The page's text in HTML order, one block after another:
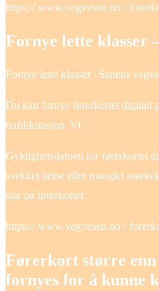
https:// www.vegvesen.no ›
Fornye lette klasser
Fornye lette klasser | Statens
Du kan fornye førerkortet digitalt
trafikkstasjon. Vi …
Gyldighetsdatoen for førerkortet
svekket helse eller manglet
står på førerkortet.
https:// www.vegvesen.no ›
Førerkort større
fornyes for å kunne